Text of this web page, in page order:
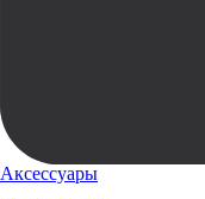
Аксессуары